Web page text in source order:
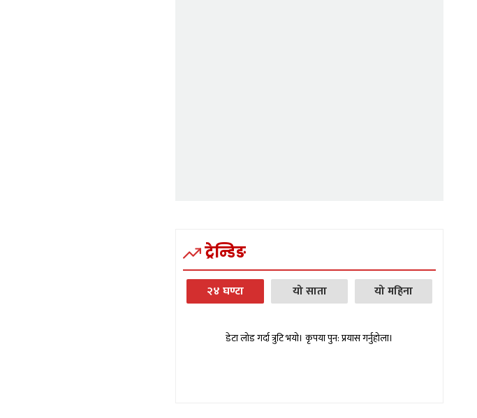
ट्रेन्डिङ
२४ घण्टा यो साता यो महिना
डेटा लोड गर्दा त्रुटि भयो। कृपया पुन: प्रयास गर्नुहोला।